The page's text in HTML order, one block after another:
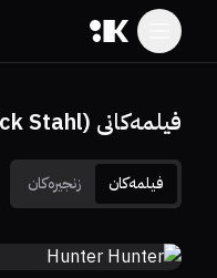
فیلمەکانی (Nick Stahl)
فیلمەکان زنجیرەکان 6.4
94%
61%